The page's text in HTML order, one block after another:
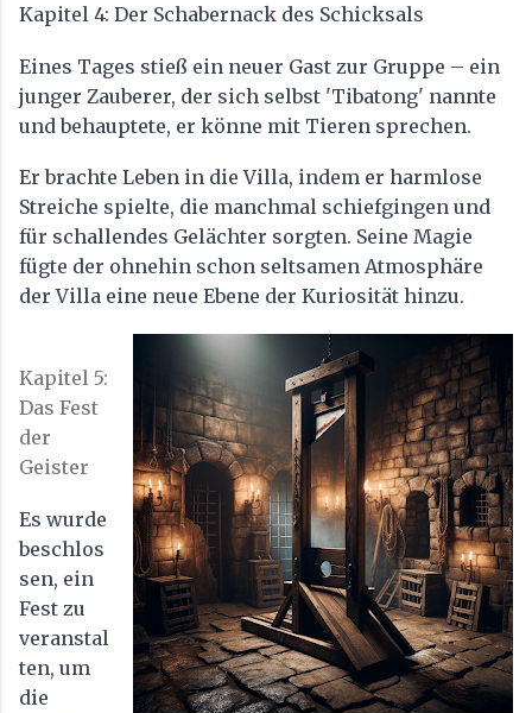
Kapitel 4: Der Schabernack des Schicksals
Eines Tages stieß ein neuer Gast zur Gruppe – ein
junger Zauberer, der sich selbst 'Tibatong' nannte
und behauptete, er könne mit Tieren sprechen.
Er brachte Leben in die Villa, indem er harmlose
Streiche spielte, die manchmal schiefgingen und
für schallendes Gelächter sorgten. Seine Magie
fügte der ohnehin schon seltsamen Atmosphäre
der Villa eine neue Ebene der Kuriosität hinzu.
Kapitel 5:
Das Fest
der
Geister
Es wurde
beschlos
sen, ein
Fest zu
veranstal
ten, um
die